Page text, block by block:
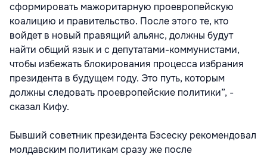
сформировать мажоритарную проевропейскую
коалицию и правительство. После этого те, кто
войдет в новый правящий альянс, должны будут
найти общий язык и с депутатами-коммунистами,
чтобы избежать блокирования процесса избрания
президента в будущем году. Это путь, которым
должны следовать проевропейские политики”, -
сказал Кифу.
Бывший советник президента Бэсеску рекомендовал
молдавским политикам сразу же после